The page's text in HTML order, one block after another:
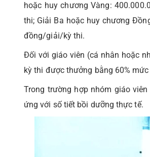
hoặc huy chương Vàng:
thi; Giải Ba hoặc huy chương
đồng/giải/kỳ thi.
Đối với giáo viên (cá nhân hoặc
kỳ thi được thưởng bằng 60%
Trong trường hợp nhóm giáo
ứng với số tiết bồi dưỡng thực tế.